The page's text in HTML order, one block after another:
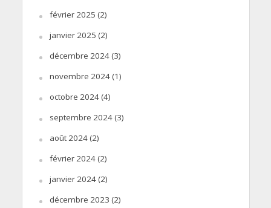
février 2025 (2)
janvier 2025 (2)
décembre 2024(3)
novembre 2024(1)
octobre 2024(4)
septembre 2024(3)
août 2024(2)
février 2024(2)
janvier 2024(2)
décembre 2023 (2)